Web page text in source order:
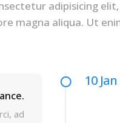
adipisicing
magna aliqua. Ut
10
ad